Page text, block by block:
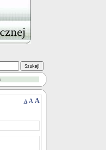
A A A